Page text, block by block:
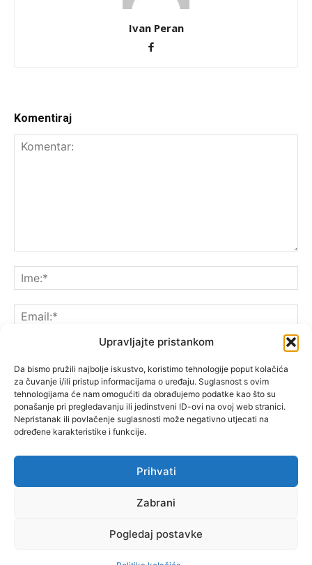
Upravljajte pristankom
Da bismo pružili najbolje iskustvo, koristimo tehnologije poput kolačića
za čuvanje i/ili pristup informacijama o uređaju. Suglasnost s ovim
tehnologijama će nam omogućiti da obrađujemo podatke kao što su
ponašanje pri pregledavanju ili jedinstveni ID-ovi na ovoj web stranici.
Nepristanak ili povlačenje suglasnosti može negativno utjecati na
određene karakteristike i funkcije.
Prihvati
Zabrani
Pogledaj postavke
Ivan Peran
Komentiraj
Spremite moje ime, e-poštu i web-lokaciju u ovom
pregledniku sljedeći put kada komentarirate.